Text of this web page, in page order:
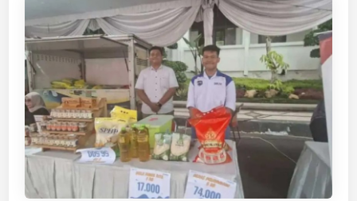
r
g
a
u
r
a
b
a
n